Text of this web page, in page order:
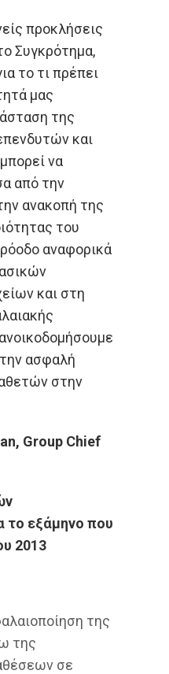
προκλήσεις
Συγκρότημα,
το τι πρέπει
μας
της
και
να
από την
ανακοπή της
του
αναφορικά
και στη
ασφαλή
στην
Group Chief
το εξάμηνο που
2013
της
της
σε